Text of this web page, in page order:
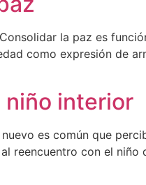
la paz es
como expresión de
niño interior
es común que
reencuentro con el